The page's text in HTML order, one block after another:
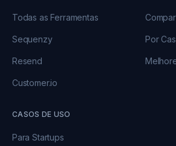
Todas as Ferramentas
Sequenzy
Resend
Customer.io
Por
CASOS DE USO
Para Startups